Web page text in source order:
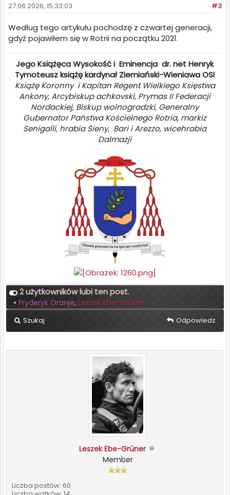
#3
27.06.2026, 15:33:03
Według tego artykułu pochodzę z czwartej generacji,
gdyż pojawiłem się w Rotrii na początku 2021.
Jego Książęca Wysokość i Eminencja dr. net Henryk
Tymoteusz książę kardynał Ziemiański-Wieniawa OSI
Książę Koronny i Kapitan Regent Wielkiego Księstwa
Ankony, Arcybiskup achkovski, Prymas II Federacji
Nordackiej, Biskup wolnogradzki, Generalny
Gubernator Państwa Kościelnego Rotria, markiz
Senigalli, hrabia Sieny, Bari i Arezzo, wicehrabia
Dalmazji
2 użytkowników lubi ten post.
• Fryderyk Oranje, Leszek Ebe-Grüner
Szukaj Odpowiedz
Leszek Ebe-Grüner
Member
Liczba postów: 60